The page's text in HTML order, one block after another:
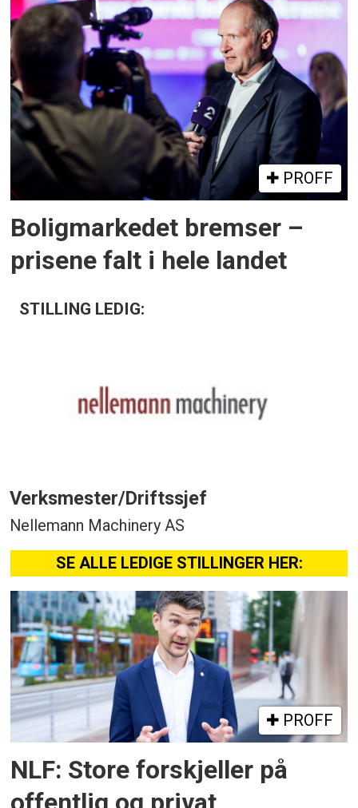
PROFF
Boligmarkedet bremser –
prisene falt i hele landet
STILLING LEDIG:
Verksmester/Driftssjef
Nellemann Machinery AS
SE ALLE LEDIGE STILLINGER HER:
PROFF
NLF: Store forskjeller på